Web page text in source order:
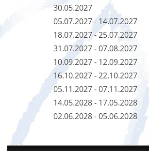
30.05.2027
05.07.2027 - 14.07.2027
18.07.2027 - 25.07.2027
31.07.2027 - 07.08.2027
10.09.2027 - 12.09.2027
16.10.2027 - 22.10.2027
05.11.2027 - 07.11.2027
14.05.2028 - 17.05.2028
02.06.2028 - 05.06.2028